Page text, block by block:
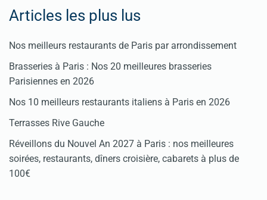
Articles les plus lus
Nos meilleurs restaurants de Paris par arrondissement
Brasseries à Paris : Nos 20 meilleures brasseries
Parisiennes en 2026
Nos 10 meilleurs restaurants italiens à Paris en 2026
Terrasses Rive Gauche
Réveillons du Nouvel An 2027 à Paris : nos meilleures
soirées, restaurants, dîners croisière, cabarets à plus de
100€